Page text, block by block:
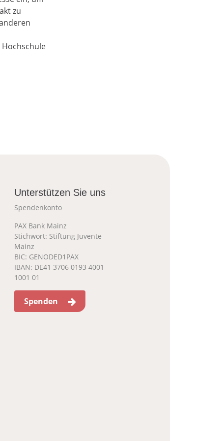
zu
Unterstützen Sie uns
Spendenkonto
PAX Bank Mainz
Stichwort: Stiftung Juvente
Mainz
BIC: GENODED1PAX
IBAN: DE41 3706 0193 4001
1001 01
Spenden